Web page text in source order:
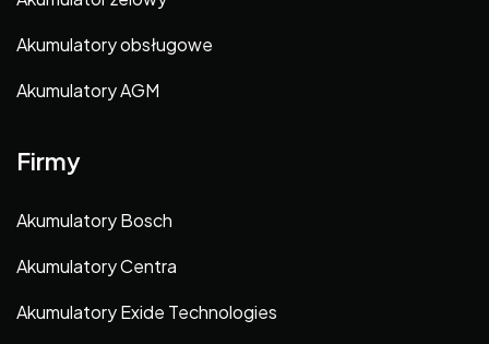
Akumulatory obsługowe
Akumulatory AGM
Firmy
Akumulatory Bosch
Akumulatory Centra
Akumulatory Exide Technologies